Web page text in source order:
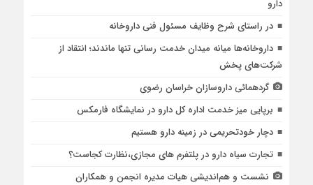
دارو
در راستای شرح وظایف مسئول فنی داروخانه
داروخانه‌ها میانه میدان خدمت رسانی تنها ماندند؛ انتقاد از
شرکت‌های پخش
گردهمائی داروسازان خراسان رضوی
برپایی میز خدمت اداره کل دارو در نمایشگاه فارمکس
دچار خودتحریمی در زمینه دارو هستیم
تجارت سیاه دارو در پلتفرم های مجازی،نظارت کجاست؟
نشست و هم‌اندیشی هیات مدیره انجمن و همکاران